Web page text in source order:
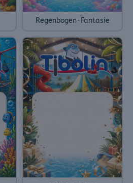
Regenbogen-Fantasie